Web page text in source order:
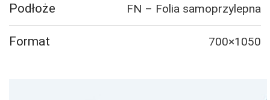
Podłoże FN – Folia samoprzylepna
Format 700×1050